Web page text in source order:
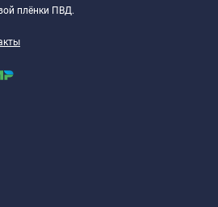
плёнки ПВД.